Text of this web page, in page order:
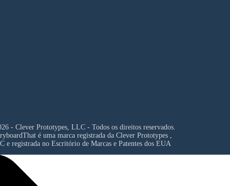
- Clever Prototypes, LLC - Todos os direitos reservados.
é uma marca registrada da Clever Prototypes ,
e registrada no Escritório de Marcas e Patentes dos EUA